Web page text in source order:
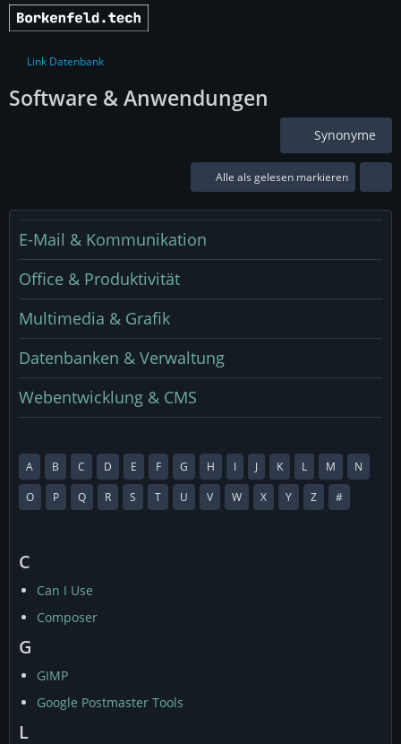
Link Datenbank
Software & Anwendungen
Synonyme
Alle als gelesen markieren
E-Mail & Kommunikation
Office & Produktivität
Multimedia & Grafik
Datenbanken & Verwaltung
Webentwicklung & CMS
A B C D E F G H I J K L M
N
O
P Q R S T U V W X Y Z #
C
Can I Use
Composer
G
GIMP
Google Postmaster Tools
L